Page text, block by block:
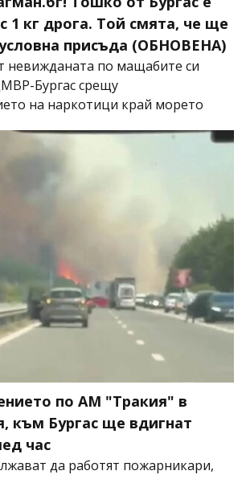
1 кг дрога. Той смята, че ще
присъда (ОБНОВЕНА)
невижданата по мащабите си
Бургас срещу
на наркотици край морето
по АМ "Тракия" в
към Бургас ще вдигнат
час
да работят пожарникари,